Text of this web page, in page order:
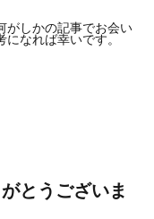
しかの記事でお会い
なれば幸いです。
とうございま